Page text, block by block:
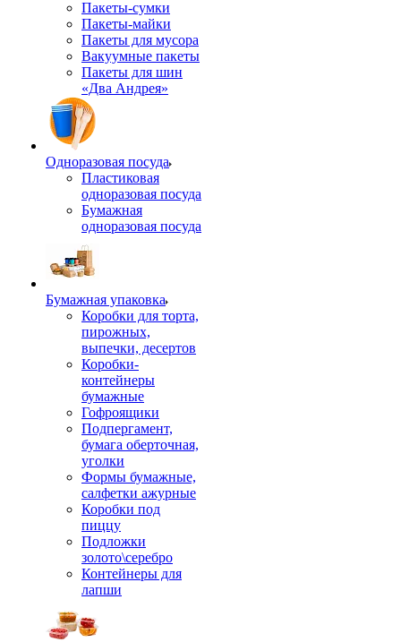
Пакеты-сумки
Пакеты-майки
Пакеты для мусора
Вакуумные пакеты
Пакеты для шин
«Два Андрея»
Одноразовая посуда
Пластиковая
одноразовая посуда
Бумажная
одноразовая посуда
Бумажная упаковка
Коробки для торта,
пирожных,
выпечки, десертов
Коробки-
контейнеры
бумажные
Гофроящики
Подпергамент,
бумага оберточная,
уголки
Формы бумажные,
салфетки ажурные
Коробки под
пиццу
Подложки
золото\серебро
Контейнеры для
лапши